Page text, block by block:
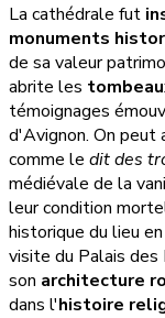
La cathédrale fut
monuments
de sa valeur
abrite les
témoignages
d'Avignon. On peut
comme le dit des
médiévale de la
leur condition
historique du lieu
visite du Palais des
son architecture
dans l'histoire